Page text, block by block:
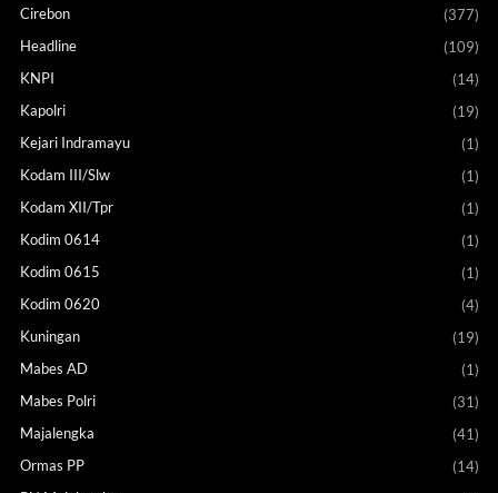
Cirebon
(377)
Headline
(109)
KNPI
(14)
Kapolri
(19)
Kejari Indramayu
(1)
Kodam III/Slw
(1)
Kodam XII/Tpr
(1)
Kodim 0614
(1)
Kodim 0615
(1)
Kodim 0620
(4)
Kuningan
(19)
Mabes AD
(1)
Mabes Polri
(31)
Majalengka
(41)
Ormas PP
(14)